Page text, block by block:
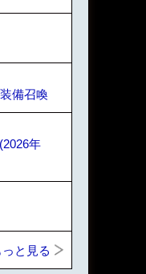
備召喚
年
と見る